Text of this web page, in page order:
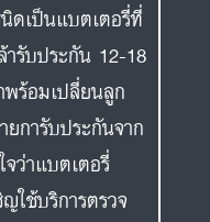
ดเป็นแบตเตอรี่ที่
ารับประกัน 12-18
พร้อมเปลี่ยนลูก
การับประกันจาก
ว่าแบตเตอรี่
ใช้บริการตรวจ